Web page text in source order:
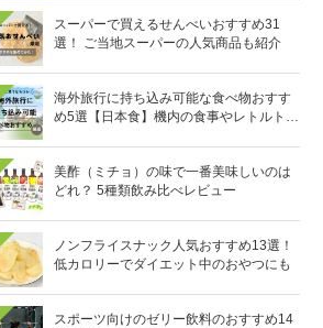
スーパーで買えるせんべいおすすめ31
選！ ご当地スーパーの人気商品も紹介
海外旅行に持ち込み可能な食べ物おすす
め5選【日本食】機内の食事やレトルト食
美酢（ミチョ）の味で一番美味しいのは
どれ？ 5種類飲み比べレビュー
ノンフライスナック人気おすすめ13選！
低カロリーでダイエット中のおやつにも
スポーツ向けのゼリー飲料のおすすめ14